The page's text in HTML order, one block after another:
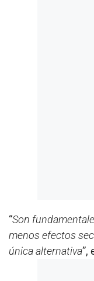
“Son
menos efectos
única alternativa”,